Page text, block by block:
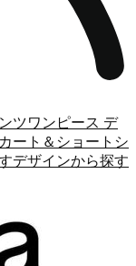
ツワンピース デ
ート＆ショート シ
デザインから探す